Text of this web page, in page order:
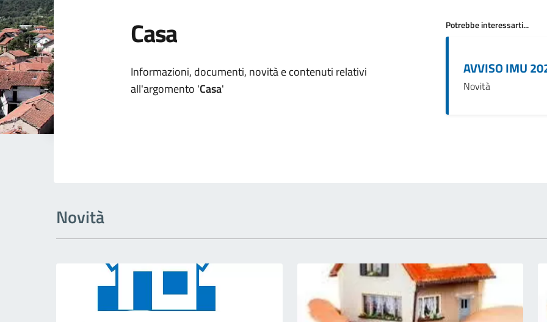
Casa
Dettagli argomento
Informazioni, documenti, novità e contenuti relativi
all'argomento 'Casa'
Potrebbe interessarti...
AVVISO IMU
Novità
Novità